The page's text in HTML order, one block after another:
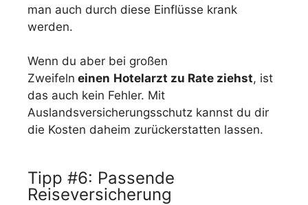
man auch durch diese Einflüsse krank
werden.
Wenn du aber bei großen
Zweifeln einen Hotelarzt zu Rate ziehst, ist
das auch kein Fehler. Mit
Auslandsversicherungsschutz kannst du dir
die Kosten daheim zurückerstatten lassen.
Tipp #6: Passende
Reiseversicherung